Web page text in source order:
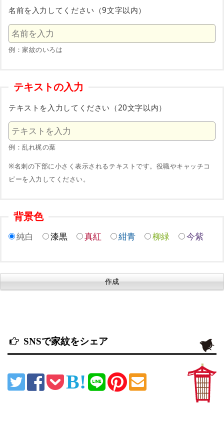
名前を入力してください（9文字以内）
例：家紋のいろは
テキストの入力
テキストを入力してください（20文字以内）
例：乱れ梶の葉
※名刺の下部に小さく表示されるテキストです。役職やキャッチコ
ピーを入力してください。
背景色
純白 漆黒 真紅 紺青 柳緑 今紫
SNSで家紋をシェア